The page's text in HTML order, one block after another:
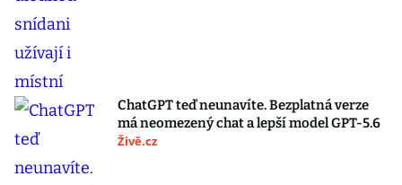
ChatGPT teď neunavíte. Bezplatná verze
má neomezený chat a lepší model GPT-5.6
Živě.cz